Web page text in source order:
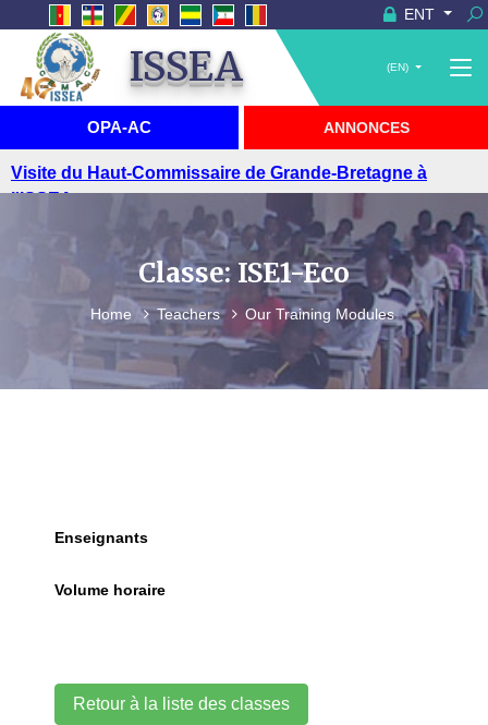
ENT
ISSEA (EN)
OPA-AC ANNONCES
Visite du Haut-Commissaire de Grande-Bretagne à
l'ISSEA
Classe: ISE1-Eco
Home Teachers Our Training Modules
Enseignants
Volume horaire
Retour à la liste des classes